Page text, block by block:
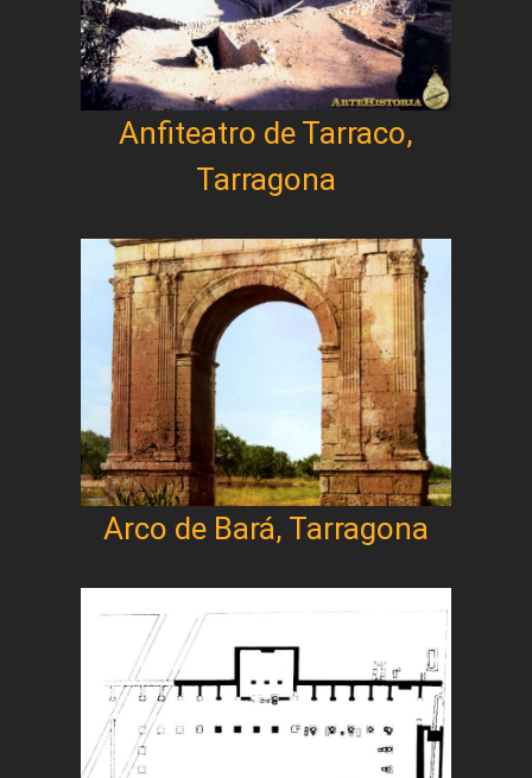
Anfiteatro de Tarraco,
Tarragona
Arco de Bará, Tarragona